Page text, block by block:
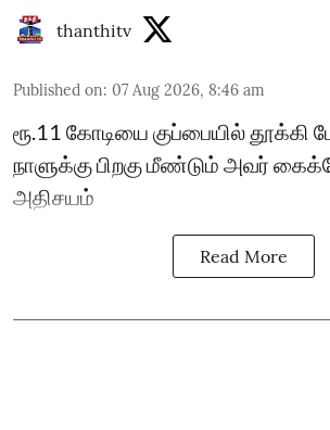
thanthitv
Published on: 07 Aug 2026, 8:46 am
ரூ.11 கோடியை குப்பையில்
நாளுக்கு பிறகு மீண்டும் அவர்
அதிசயம்
Read More